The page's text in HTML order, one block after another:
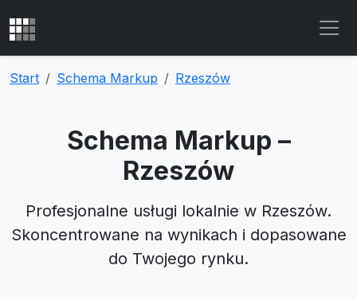
Start Schema Markup Rzeszów
Schema Markup –
Rzeszów
Profesjonalne usługi lokalnie w Rzeszów.
Skoncentrowane na wynikach i dopasowane
do Twojego rynku.